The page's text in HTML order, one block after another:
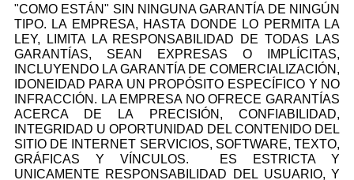
"COMO ESTÁN" SIN NINGUNA GARANTÍA DE NINGÚN
TIPO. LA EMPRESA, HASTA DONDE LO PERMITA LA
LEY, LIMITA LA RESPONSABILIDAD DE TODAS LAS
GARANTÍAS, SEAN EXPRESAS O IMPLÍCITAS,
INCLUYENDO LA GARANTÍA DE COMERCIALIZACIÓN,
IDONEIDAD PARA UN PROPÓSITO ESPECÍFICO Y NO
INFRACCIÓN. LA EMPRESA NO OFRECE GARANTÍAS
ACERCA DE LA PRECISIÓN, CONFIABILIDAD,
INTEGRIDAD U OPORTUNIDAD DEL CONTENIDO DEL
SITIO DE INTERNET SERVICIOS, SOFTWARE, TEXTO,
GRÁFICAS Y VÍNCULOS. ES ESTRICTA Y
UNICAMENTE RESPONSABILIDAD DEL USUARIO, Y